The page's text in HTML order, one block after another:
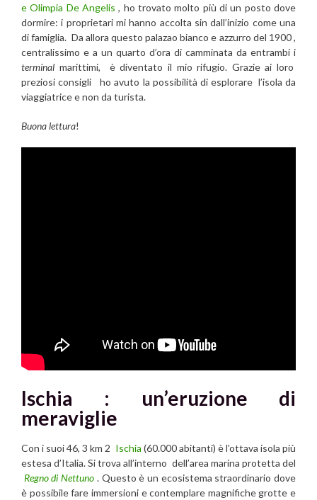
e Olimpia De Angelis, ho trovato molto più di un posto dove
dormire: i proprietari mi hanno accolta sin dall’inizio come una
di famiglia. Da allora questo palazao bianco e azzurro del 1900 ,
centralissimo e a un quarto d’ora di camminata da entrambi i
terminal marittimi, è diventato il mio rifugio. Grazie ai loro
preziosi consigli ho avuto la possibilità di esplorare l’isola da
viaggiatrice e non da turista.
Buona lettura!
Ischia : un’eruzione di
meraviglie
Con i suoi 46, 3 km 2 Ischia (60.000 abitanti) è l’ottava isola più
estesa d’Italia. Si trova all’interno dell’area marina protetta del
Regno di Nettuno . Questo è un ecosistema straordinario dove
è possibile fare immersioni e contemplare magnifiche grotte e